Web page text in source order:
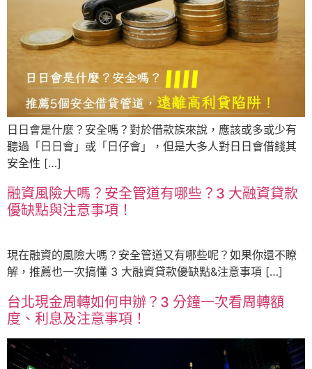
日日會是什麼？安全嗎？對於借款族來說，應該或多或少有
聽過「日日會」或「日仔會」，但是大多人對日日會借錢其
安全性 […]
融資風險大嗎？安全管道有哪些？3 大融資貸款
優缺點與注意事項！
現在融資的風險大嗎？安全管道又有哪些呢？如果你還不瞭
解，推薦也一次搞懂 3 大融資貸款優缺點&注意事項 […]
台北現金周轉如何申辦？3 分鐘一次看周轉額
度、利息及注意事項！